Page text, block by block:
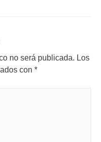
no será publicada. Los
con *